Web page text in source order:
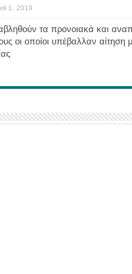
1, 2019
τα προνοιακά και
οι οποίοι υπέβαλλαν αίτηση